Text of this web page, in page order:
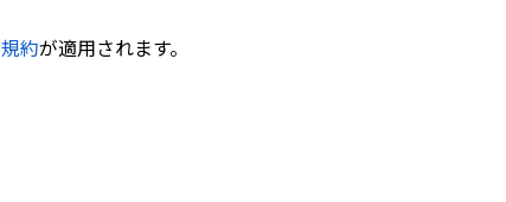
約が適用されます。